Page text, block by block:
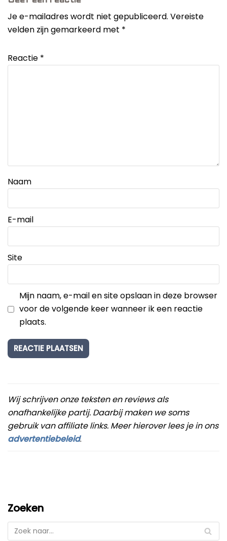
Je e-mailadres wordt niet gepubliceerd. Vereiste
velden zijn gemarkeerd met *
Reactie *
Naam
E-mail
Site
Mijn naam, e-mail en site opslaan in deze browser
voor de volgende keer wanneer ik een reactie
plaats.
Wij schrijven onze teksten en reviews als
onafhankelijke partij. Daarbij maken we soms
gebruik van affiliate links. Meer hierover lees je in ons
advertentiebeleid.
Zoeken